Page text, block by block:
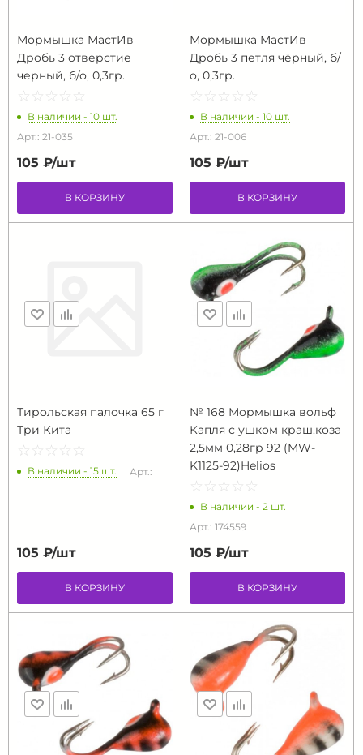
Мормышка МастИв
Дробь 3 отверстие
черный, б/о, 0,3гр.
☆ ☆ ☆ ☆ ☆
★ ★ ★ ★ ★
В наличии - 10 шт.
Арт.: 21-035
105 ₽/шт
В КОРЗИНУ
Мормышка МастИв
Дробь 3 петля чёрный, б/
о, 0,3гр.
☆ ☆ ☆ ☆ ☆
★ ★ ★ ★ ★
В наличии - 10 шт.
Арт.: 21-006
105 ₽/шт
В КОРЗИНУ
Тирольская палочка 65 г
Три Кита
☆ ☆ ☆ ☆ ☆
★ ★ ★ ★ ★
В наличии - 15 шт. Арт.:
105 ₽/шт
В КОРЗИНУ
№ 168 Мормышка вольф
Капля с ушком краш.коза
2,5мм 0,28гр 92 (MW-
K1125-92)Helios
☆ ☆ ☆ ☆ ☆
★ ★ ★ ★ ★
В наличии - 2 шт.
Арт.: 174559
105 ₽/шт
В КОРЗИНУ